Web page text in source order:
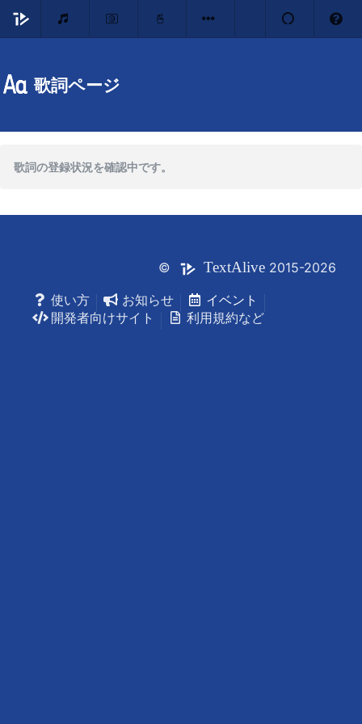
歌詞ページ
歌詞の登録状況を確認中です。
© TextAlive 2015-2026
使い方
お知らせ
イベント
開発者向けサイト
利用規約など